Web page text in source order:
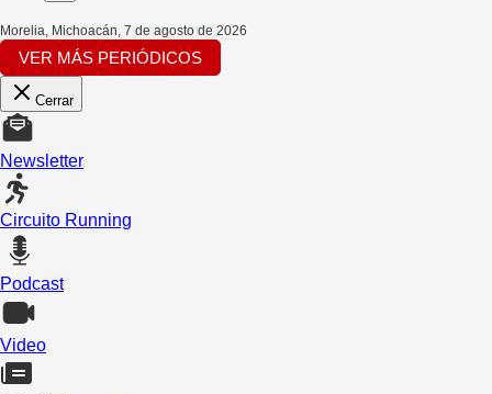
Morelia, Michoacán, 7 de agosto de 2026
VER MÁS PERIÓDICOS
Cerrar
Newsletter
Circuito Running
Podcast
Video